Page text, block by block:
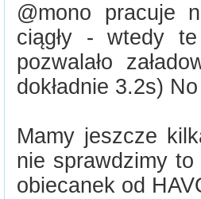
@mono pracuje
ciągły - wtedy
pozwalało
dokładnie 3.2s)
Mamy jeszcze
nie sprawdzimy
obiecanek od